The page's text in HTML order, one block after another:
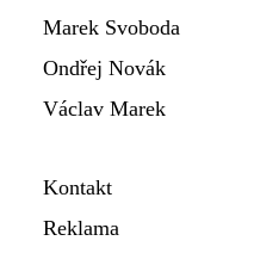
Marek Svoboda
Ondřej Novák
Václav Marek
Kontakt
Reklama